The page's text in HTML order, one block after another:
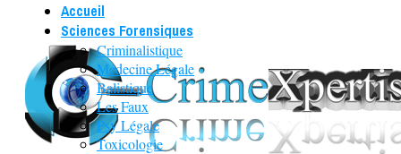
Accueil
Sciences Forensiques
Criminalistique
Médecine Légale
Balistique
Les Faux
Psy Légale
Toxicologie